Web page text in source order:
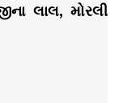
લાલ, મોરલી